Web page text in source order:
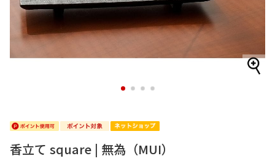
1 2 3 4
香立て square | 無為（MUI）